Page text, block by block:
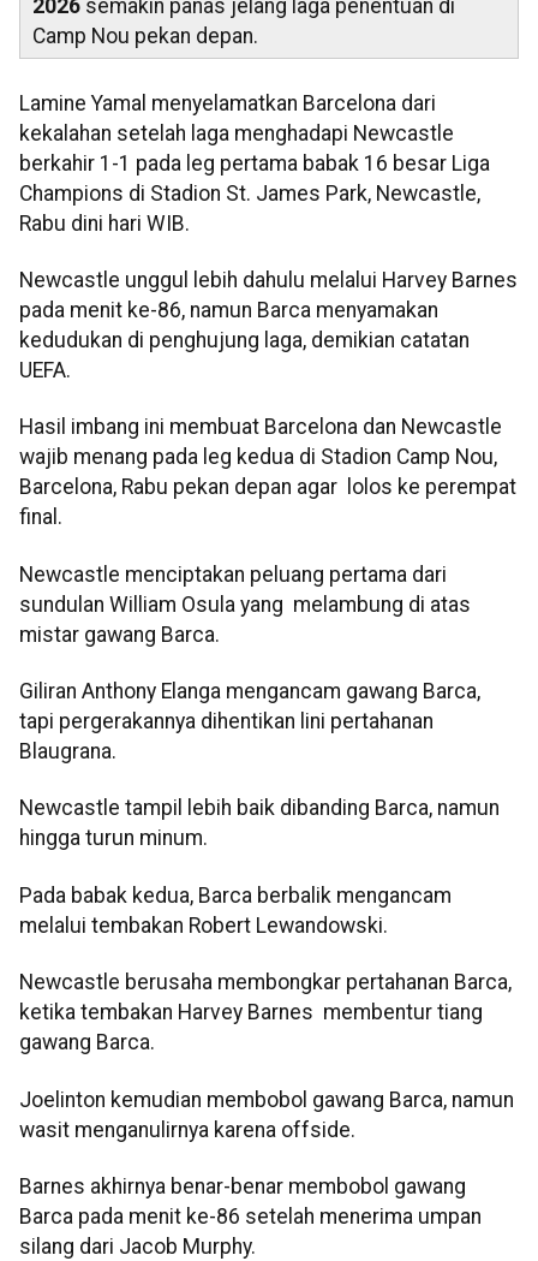
2026 semakin panas jelang laga penentuan di
Camp Nou pekan depan.
Lamine Yamal menyelamatkan Barcelona dari
kekalahan setelah laga menghadapi Newcastle
berkahir 1-1 pada leg pertama babak 16 besar Liga
Champions di Stadion St. James Park, Newcastle,
Rabu dini hari WIB.
Newcastle unggul lebih dahulu melalui Harvey Barnes
pada menit ke-86, namun Barca menyamakan
kedudukan di penghujung laga, demikian catatan
UEFA.
Hasil imbang ini membuat Barcelona dan Newcastle
wajib menang pada leg kedua di Stadion Camp Nou,
Barcelona, Rabu pekan depan agar lolos ke perempat
final.
Newcastle menciptakan peluang pertama dari
sundulan William Osula yang melambung di atas
mistar gawang Barca.
Giliran Anthony Elanga mengancam gawang Barca,
tapi pergerakannya dihentikan lini pertahanan
Blaugrana.
Newcastle tampil lebih baik dibanding Barca, namun
hingga turun minum.
Pada babak kedua, Barca berbalik mengancam
melalui tembakan Robert Lewandowski.
Newcastle berusaha membongkar pertahanan Barca,
ketika tembakan Harvey Barnes membentur tiang
gawang Barca.
Joelinton kemudian membobol gawang Barca, namun
wasit menganulirnya karena offside.
Barnes akhirnya benar-benar membobol gawang
Barca pada menit ke-86 setelah menerima umpan
silang dari Jacob Murphy.